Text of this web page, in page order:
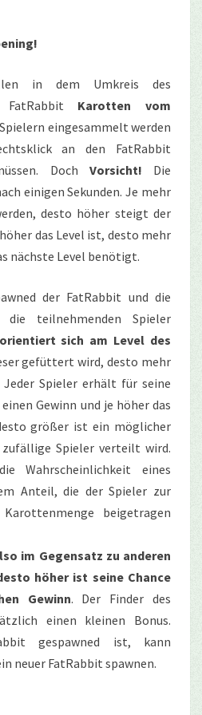
in dem Umkreis des
FatRabbit Karotten vom
eingesammelt werden
an den FatRabbit
Doch Vorsicht! Die
einigen Sekunden. Je mehr
desto höher steigt der
das Level ist, desto mehr
nächste Level benötigt.
der FatRabbit und die
die teilnehmenden Spieler
sich am Level des
gefüttert wird, desto mehr
Spieler erhält für seine
Gewinn und je höher das
größer ist ein möglicher
Spieler verteilt wird.
Wahrscheinlichkeit eines
Anteil, die der Spieler zur
beigetragen
im Gegensatz zu anderen
höher ist seine Chance
Gewinn. Der Finder des
einen kleinen Bonus.
gespawned ist, kann
neuer FatRabbit spawnen.